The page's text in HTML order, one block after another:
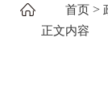
首页>
正文内容